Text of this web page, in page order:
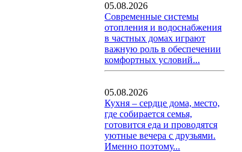
05.08.2026
Современные системы
отопления и водоснабжения
в частных домах играют
важную роль в обеспечении
комфортных условий...
05.08.2026
Кухня – сердце дома, место,
где собирается семья,
готовится еда и проводятся
уютные вечера с друзьями.
Именно поэтому...